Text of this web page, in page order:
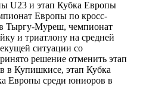
U23 и этап Кубка Европы
Европы по кросс-
Тыргу-Муреш, чемпионат
и триатлону на средней
ситуации со
решение отменить этап
в Купишкисе, этап Кубка
Европы среди юниоров в